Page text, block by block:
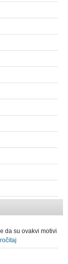
da su ovakvi motivi